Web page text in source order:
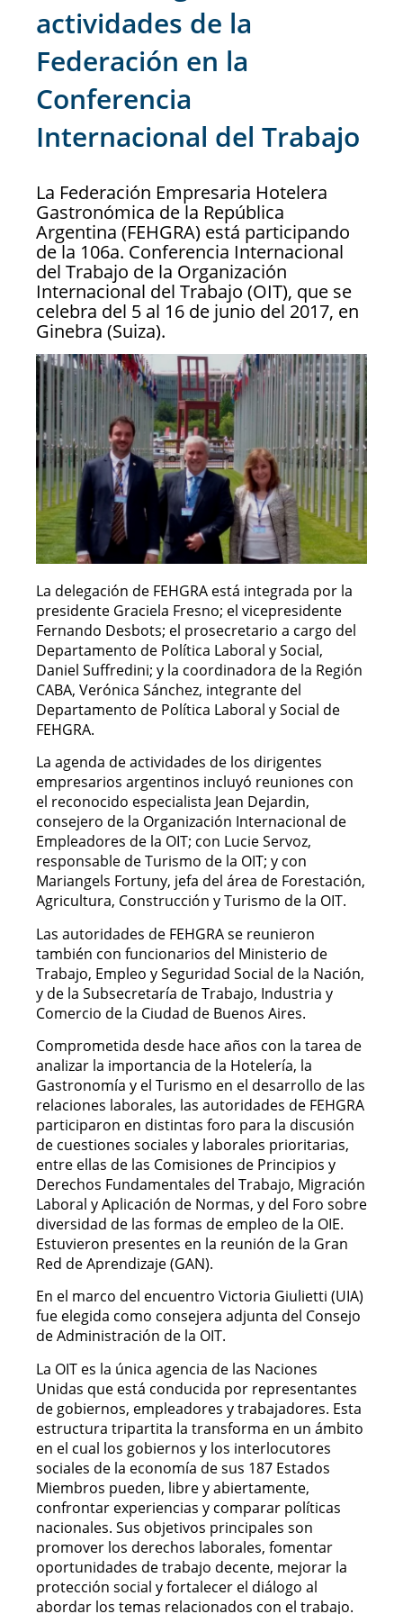
actividades de la
Federación en la
Conferencia
Internacional del Trabajo
La Federación Empresaria Hotelera
Gastronómica de la República
Argentina (FEHGRA) está participando
de la 106a. Conferencia Internacional
del Trabajo de la Organización
Internacional del Trabajo (OIT), que se
celebra del 5 al 16 de junio del 2017, en
Ginebra (Suiza).
La delegación de FEHGRA está integrada por la
presidente Graciela Fresno; el vicepresidente
Fernando Desbots; el prosecretario a cargo del
Departamento de Política Laboral y Social,
Daniel Suffredini; y la coordinadora de la Región
CABA, Verónica Sánchez, integrante del
Departamento de Política Laboral y Social de
FEHGRA.
La agenda de actividades de los dirigentes
empresarios argentinos incluyó reuniones con
el reconocido especialista Jean Dejardin,
consejero de la Organización Internacional de
Empleadores de la OIT; con Lucie Servoz,
responsable de Turismo de la OIT; y con
Mariangels Fortuny, jefa del área de Forestación,
Agricultura, Construcción y Turismo de la OIT.
Las autoridades de FEHGRA se reunieron
también con funcionarios del Ministerio de
Trabajo, Empleo y Seguridad Social de la Nación,
y de la Subsecretaría de Trabajo, Industria y
Comercio de la Ciudad de Buenos Aires.
Comprometida desde hace años con la tarea de
analizar la importancia de la Hotelería, la
Gastronomía y el Turismo en el desarrollo de las
relaciones laborales, las autoridades de FEHGRA
participaron en distintas foro para la discusión
de cuestiones sociales y laborales prioritarias,
entre ellas de las Comisiones de Principios y
Derechos Fundamentales del Trabajo, Migración
Laboral y Aplicación de Normas, y del Foro sobre
diversidad de las formas de empleo de la OIE.
Estuvieron presentes en la reunión de la Gran
Red de Aprendizaje (GAN).
En el marco del encuentro Victoria Giulietti (UIA)
fue elegida como consejera adjunta del Consejo
de Administración de la OIT.
La OIT es la única agencia de las Naciones
Unidas que está conducida por representantes
de gobiernos, empleadores y trabajadores. Esta
estructura tripartita la transforma en un ámbito
en el cual los gobiernos y los interlocutores
sociales de la economía de sus 187 Estados
Miembros pueden, libre y abiertamente,
confrontar experiencias y comparar políticas
nacionales. Sus objetivos principales son
promover los derechos laborales, fomentar
oportunidades de trabajo decente, mejorar la
protección social y fortalecer el diálogo al
abordar los temas relacionados con el trabajo.